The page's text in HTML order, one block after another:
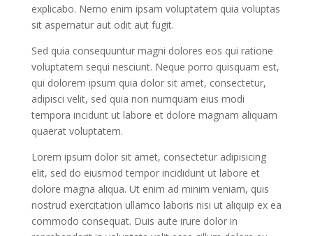
explicabo. Nemo enim ipsam voluptatem quia voluptas
sit aspernatur aut odit aut fugit.
Sed quia consequuntur magni dolores eos qui ratione
voluptatem sequi nesciunt. Neque porro quisquam est,
qui dolorem ipsum quia dolor sit amet, consectetur,
adipisci velit, sed quia non numquam eius modi
tempora incidunt ut labore et dolore magnam aliquam
quaerat voluptatem.
Lorem ipsum dolor sit amet, consectetur adipisicing
elit, sed do eiusmod tempor incididunt ut labore et
dolore magna aliqua. Ut enim ad minim veniam, quis
nostrud exercitation ullamco laboris nisi ut aliquip ex ea
commodo consequat. Duis aute irure dolor in